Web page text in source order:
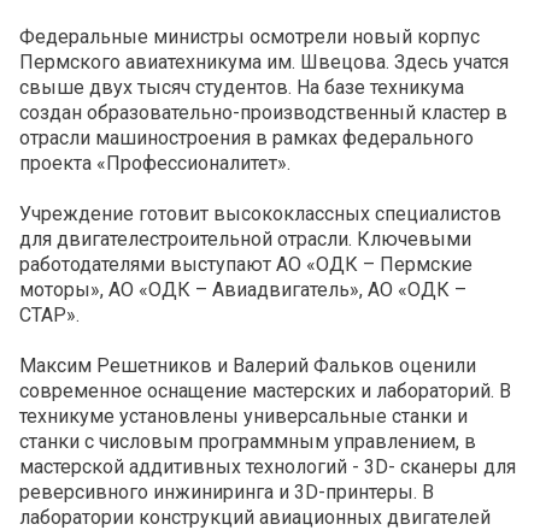
Федеральные министры осмотрели новый корпус
Пермского авиатехникума им. Швецова. Здесь учатся
свыше двух тысяч студентов. На базе техникума
создан образовательно-производственный кластер в
отрасли машиностроения в рамках федерального
проекта «Профессионалитет».
Учреждение готовит высококлассных специалистов
для двигателестроительной отрасли. Ключевыми
работодателями выступают АО «ОДК – Пермские
моторы», АО «ОДК – Авиадвигатель», АО «ОДК –
СТАР».
Максим Решетников и Валерий Фальков оценили
современное оснащение мастерских и лабораторий. В
техникуме установлены универсальные станки и
станки с числовым программным управлением, в
мастерской аддитивных технологий - 3D- сканеры для
реверсивного инжиниринга и 3D-принтеры. В
лаборатории конструкций авиационных двигателей